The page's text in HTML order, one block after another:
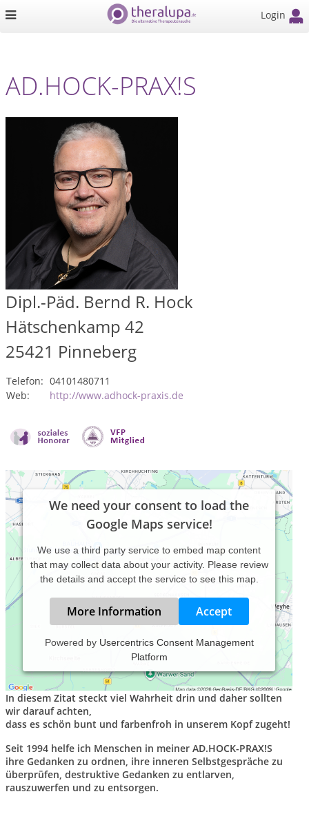
Login
AD.HOCK-PRAX!S
Dipl.-Päd. Bernd R. Hock
Hätschenkamp 42
25421 Pinneberg
Telefon: 04101480711
Web:
http://www.adhock-praxis.de
We need your consent to load the
Google Maps service!
We use a third party service to embed map content
that may collect data about your activity. Please review
the details and accept the service to see this map.
More Information Accept
Powered by Usercentrics Consent Management
Platform
“Auf Dauer nimmt die Seele die Farbe der Gedanken an.“
(Marc Aurel)
In diesem Zitat steckt viel Wahrheit drin und daher sollten
wir darauf achten,
dass es schön bunt und farbenfroh in unserem Kopf zugeht!
Seit 1994 helfe ich Menschen in meiner AD.HOCK-PRAX!S
ihre Gedanken zu ordnen, ihre inneren Selbstgespräche zu
überprüfen, destruktive Gedanken zu entlarven,
rauszuwerfen und zu entsorgen.